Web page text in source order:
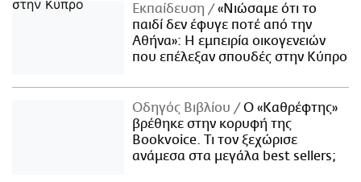
Εκπαίδευση
«Νιώσαμε ότι το
παιδί δεν έφυγε ποτέ από την
Αθήνα»: Η εμπειρία οικογενειών
που επέλεξαν σπουδές στην Κύπρο
Οδηγός Βιβλίου
Ο «Καθρέφτης»
βρέθηκε στην κορυφή της
Bookvoice. Τι τον ξεχώρισε
ανάμεσα στα μεγάλα best sellers;